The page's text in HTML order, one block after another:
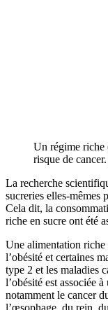
Un régime riche
risque de
La recherche
sucreries elles-mêmes
Cela dit, la
riche en sucre ont été
Une alimentation riche
l’obésité et certaines
type 2 et les maladies
l’obésité est associée
notamment le cancer
l’œsophage, du rein,